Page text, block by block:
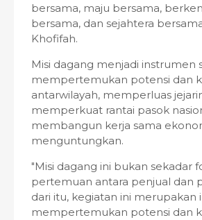
bersama, maju bersama,
bersama, dan sejahtera
Khofifah.
Misi dagang menjadi instrumen
mempertemukan potensi dan
antarwilayah, memperluas
memperkuat rantai pasok
membangun kerja sama
menguntungkan.
"Misi dagang ini bukan sekadar
pertemuan antara penjual dan
dari itu, kegiatan ini merupakan
mempertemukan potensi dan